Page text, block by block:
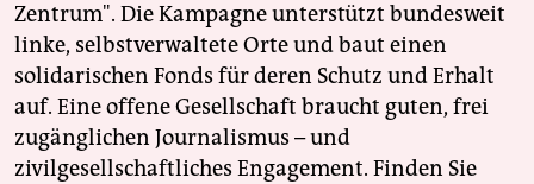
Zentrum". Die Kampagne unterstützt bundesweit
linke, selbstverwaltete Orte und baut einen
solidarischen Fonds für deren Schutz und Erhalt
auf. Eine offene Gesellschaft braucht guten, frei
zugänglichen Journalismus – und
zivilgesellschaftliches Engagement. Finden Sie